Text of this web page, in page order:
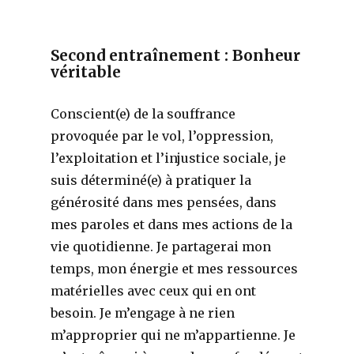
Second entraînement : Bonheur
véritable
Conscient(e) de la souffrance
provoquée par le vol, l’oppression,
l’exploitation et l’injustice sociale, je
suis déterminé(e) à pratiquer la
générosité dans mes pensées, dans
mes paroles et dans mes actions de la
vie quotidienne. Je partagerai mon
temps, mon énergie et mes ressources
matérielles avec ceux qui en ont
besoin. Je m’engage à ne rien
m’approprier qui ne m’appartienne. Je